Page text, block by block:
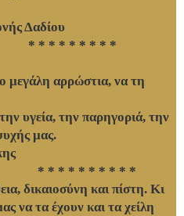
Δαδίου
* * * *
μεγάλη αρρώστια, να τη
υγεία, την παρηγοριά, την
μας.
* * * *
δικαιοσύνη και πίστη. Κι
τα έχουν και τα χείλη